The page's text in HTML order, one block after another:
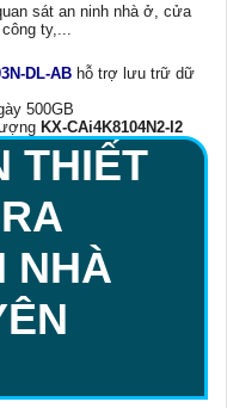
sát an ninh nhà ở, cửa
ty,...
DL-AB hỗ trợ lưu trữ dữ
500GB
KX-CAi4K8104N2-I2
THIẾT
NHÀ